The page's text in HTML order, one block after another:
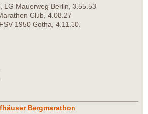
LG Mauerweg Berlin, 3.55.53
Club, 4.08.27
1950 Gotha, 4.11.30.
Bergmarathon